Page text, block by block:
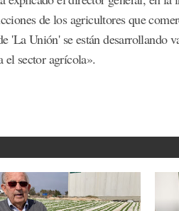
de los agricultores que
'La Unión' se están desarrollando
el sector agrícola».